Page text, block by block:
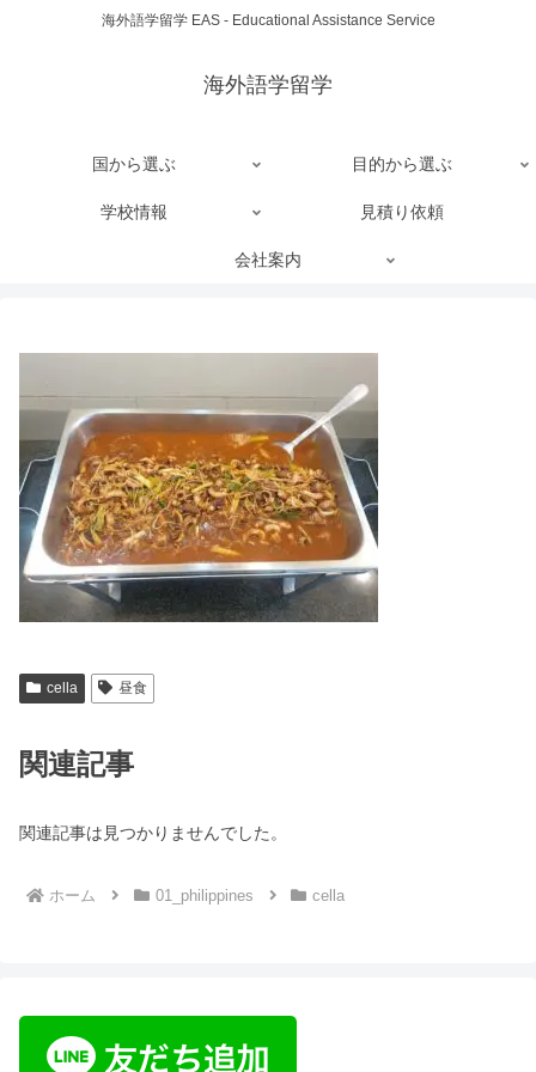
海外語学留学 EAS - Educational Assistance Service
海外語学留学
国から選ぶ 目的から選ぶ
学校情報 見積り依頼
会社案内
cella 昼食
関連記事
関連記事は見つかりませんでした。
ホーム 01_philippines cella